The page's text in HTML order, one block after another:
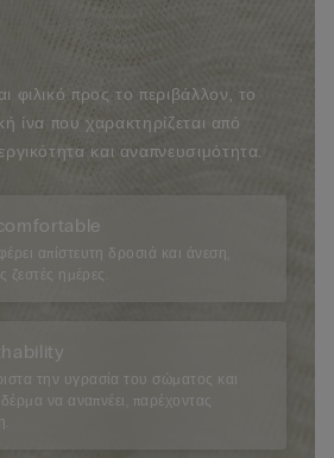
φιλικό προς το περιβάλλον, το
ίνα που χαρακτηρίζεται από
και αναπνευσιμότητα.
απίστευτη δροσιά και άνεση,
ζεστές ημέρες.
την υγρασία του σώματος και
δέρμα να αναπνέει, παρέχοντας